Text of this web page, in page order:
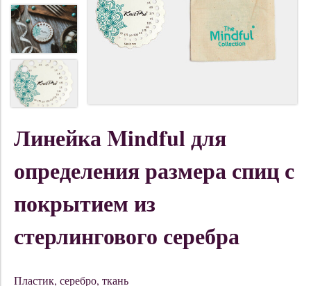
Линейка Mindful для
определения размера спиц с
покрытием из
стерлингового серебра
Пластик, серебро, ткань